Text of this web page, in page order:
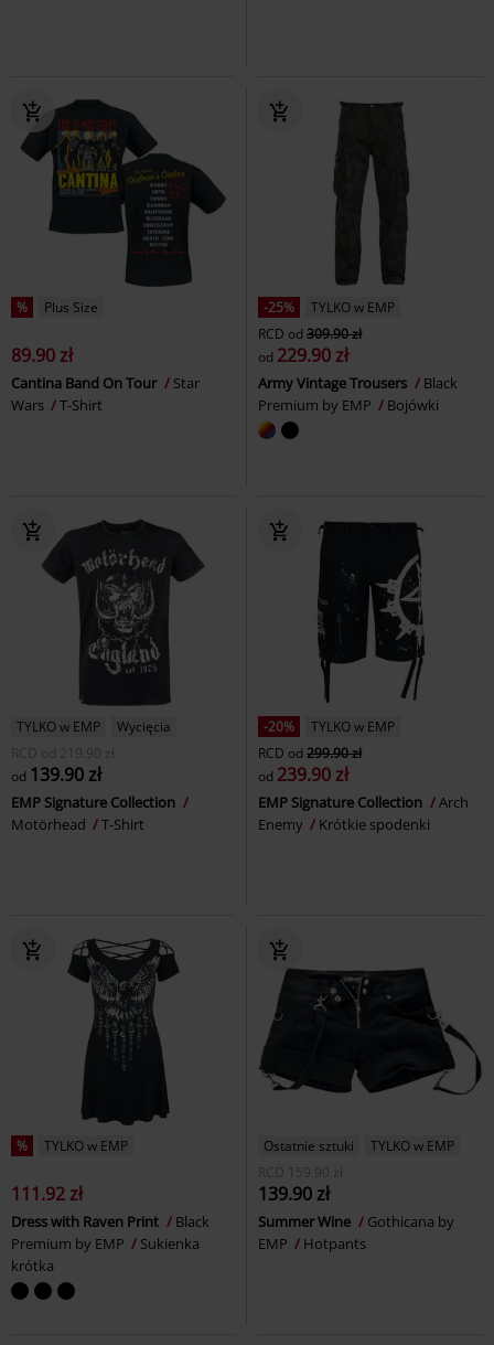
% Plus Size
89.90 zł
Cantina Band On Tour
Star
Wars
T-Shirt
-25%
TYLKO w EMP
RCD od 309.90 zł
od 229.90 zł
Army Vintage Trousers
Black
Premium by EMP
Bojówki
TYLKO w EMP
Wycięcia
RCD
od 219.90 zł
od 139.90 zł
EMP Signature Collection
Motörhead
T-Shirt
-20%
TYLKO w EMP
RCD od 299.90 zł
od 239.90 zł
EMP Signature Collection
Arch
Enemy
Krótkie spodenki
% TYLKO w EMP
111.92 zł
Dress with Raven Print
Black
Premium by EMP
Sukienka
krótka
Ostatnie sztuki
TYLKO w EMP
RCD 159.90 zł
139.90 zł
Summer Wine
Gothicana by
EMP
Hotpants